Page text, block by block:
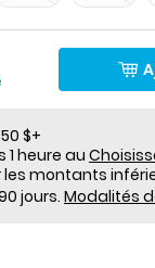
le fabricant
$+
heure au
jours. Modalités